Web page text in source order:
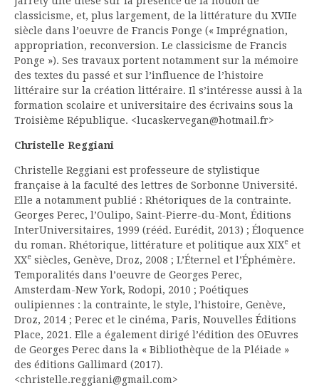
classicisme, et, plus largement, de la littérature du XVIIe
siècle dans l’oeuvre de Francis Ponge (« Imprégnation,
appropriation, reconversion. Le classicisme de Francis
Ponge »). Ses travaux portent notamment sur la mémoire
des textes du passé et sur l’influence de l’histoire
littéraire sur la création littéraire. Il s’intéresse aussi à la
formation scolaire et universitaire des écrivains sous la
Troisième République. <lucaskervegan@hotmail.fr>
Christelle Reggiani
Christelle Reggiani est professeure de stylistique
française à la faculté des lettres de Sorbonne Université.
Elle a notamment publié : Rhétoriques de la contrainte.
Georges Perec, l’Oulipo, Saint-Pierre-du-Mont, Éditions
InterUniversitaires, 1999 (rééd. Eurédit, 2013) ; Éloquence
du roman. Rhétorique, littérature et politique aux XIXe et
XXe siècles, Genève, Droz, 2008 ; L’Éternel et l’Éphémère.
Temporalités dans l’oeuvre de Georges Perec,
Amsterdam-New York, Rodopi, 2010 ; Poétiques
oulipiennes : la contrainte, le style, l’histoire, Genève,
Droz, 2014 ; Perec et le cinéma, Paris, Nouvelles Éditions
Place, 2021. Elle a également dirigé l’édition des OEuvres
de Georges Perec dans la « Bibliothèque de la Pléiade »
des éditions Gallimard (2017).
<christelle.reggiani@gmail.com>